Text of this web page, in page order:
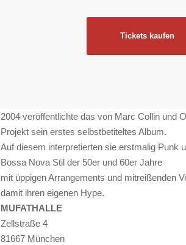
2004 veröffentlichte das von Marc Collin und
Projekt sein erstes selbstbetiteltes Album.
Auf diesem interpretierten sie erstmalig Punk
Bossa Nova Stil der 50er und 60er Jahre
mit üppigen Arrangements und mitreißenden
damit ihren eigenen Hype.
MUFATHALLE
Zellstraße 4
81667 München
Tickets kaufen